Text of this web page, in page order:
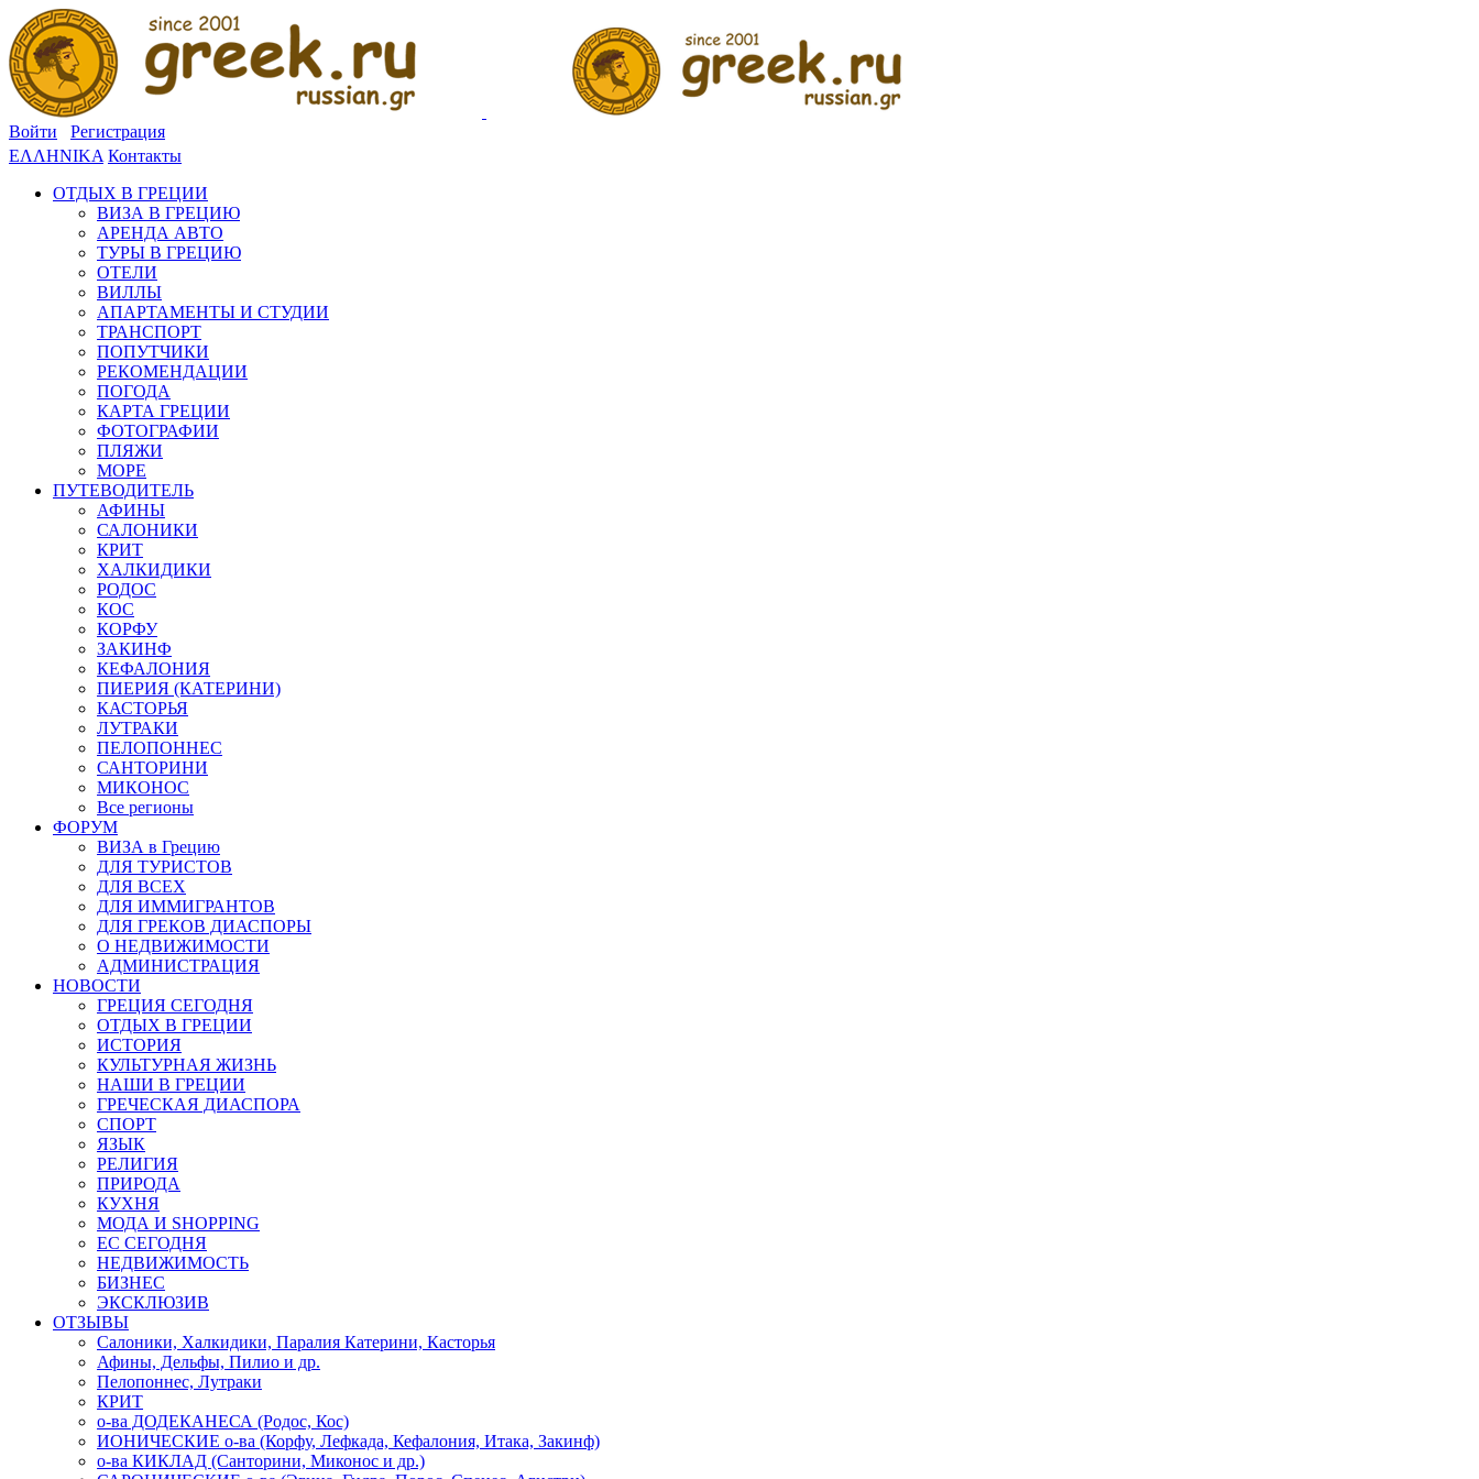
Войти
Регистрация
ΕΛΛΗΝΙΚΑ Контакты
ОТДЫХ В ГРЕЦИИ
ВИЗА В ГРЕЦИЮ
АРЕНДА АВТО
ТУРЫ В ГРЕЦИЮ
ОТЕЛИ
ВИЛЛЫ
АПАРТАМЕНТЫ И СТУДИИ
ТРАНСПОРТ
ПОПУТЧИКИ
РЕКОМЕНДАЦИИ
ПОГОДА
КАРТА ГРЕЦИИ
ФОТОГРАФИИ
ПЛЯЖИ
МОРЕ
ПУТЕВОДИТЕЛЬ
АФИНЫ
САЛОНИКИ
КРИТ
ХАЛКИДИКИ
РОДОС
КОС
КОРФУ
ЗАКИНФ
КЕФАЛОНИЯ
ПИЕРИЯ (КАТЕРИНИ)
КАСТОРЬЯ
ЛУТРАКИ
ПЕЛОПОННЕС
САНТОРИНИ
МИКОНОС
Все регионы
ФОРУМ
ВИЗА в Грецию
ДЛЯ ТУРИСТОВ
ДЛЯ ВСЕХ
ДЛЯ ИММИГРАНТОВ
ДЛЯ ГРЕКОВ ДИАСПОРЫ
О НЕДВИЖИМОСТИ
АДМИНИСТРАЦИЯ
НОВОСТИ
ГРЕЦИЯ СЕГОДНЯ
ОТДЫХ В ГРЕЦИИ
ИСТОРИЯ
КУЛЬТУРНАЯ ЖИЗНЬ
НАШИ В ГРЕЦИИ
ГРЕЧЕСКАЯ ДИАСПОРА
СПОРТ
ЯЗЫК
РЕЛИГИЯ
ПРИРОДА
КУХНЯ
МОДА И SHOPPING
ЕС СЕГОДНЯ
НЕДВИЖИМОСТЬ
БИЗНЕС
ЭКСКЛЮЗИВ
ОТЗЫВЫ
Салоники, Халкидики, Паралия Катерини, Касторья
Афины, Дельфы, Пилио и др.
Пелопоннес, Лутраки
КРИТ
о-ва ДОДЕКАНЕСА (Родос, Кос)
ИОНИЧЕСКИЕ о-ва (Корфу, Лефкада, Кефалония, Итака, Закинф)
о-ва КИКЛАД (Санторини, Миконос и др.)